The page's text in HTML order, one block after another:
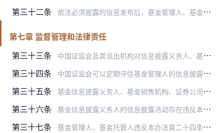
第三十二条 依法必须披露的信息发布后，基金管理人、基金托管人应当按照相关法律法规规定将信息置备于公司住所、基金上市交易的证券交易所，供社会公众查阅、复制。
第七章 监督管理和法律责任
第三十三条
中国证监会及其派出机构对信息披露义务人、基金销售机构、证券公司从事信息披露及相关服务的情况，进行定期或者不定期的现场和非现场检查，相关单位及个人应当予以配合。
第三十四条 中国证监会可以定期评估基金管理人的信息披露质量，并纳入基金管理人分类监管评价指标体系中。基金管理人存在下列情形的，中国证监会可以中止审查，并根据情节轻重，在3-…
第三十五条 基金信息披露义务人、基金销售机构、证券公司及相关人员违反本办法规定的，中国证监会及其派出机构可以采取责令改正、监管谈话、出具警示函、责令定期报告、暂不受理与行政…
第三十六条 基金信息披露义务人的信息披露活动存在违反本办法的下列情形之一且情节严重的，除法律、行政法规另有规定外，对基金信息披露义务人处以警告、并处三万元以下罚款，对直接负…
第三十七条 基金管理人、基金托管人违反本办法第二十四条规定且情节严重的，处以警告、并处三万元以下罚款；对直接负责的主管人员和其他直接责任人员，处以警告、并处三万元以下罚款；…